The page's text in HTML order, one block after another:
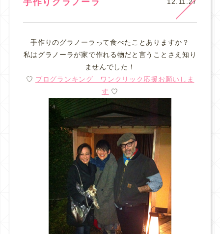
手作りのグラノーラって食べたことありますか？
私はグラノーラが家で作れる物だと言うことさえ知り
ませんでした！
♡ ブログランキング ワンクリック応援お願いしま
す ♡